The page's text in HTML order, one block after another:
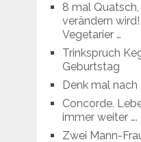
8 mal
verändern wird!
Vegetarier …
Trinkspruch
Geburtstag
Denk mal nach
Concorde.
immer weiter ….
Zwei Mann-